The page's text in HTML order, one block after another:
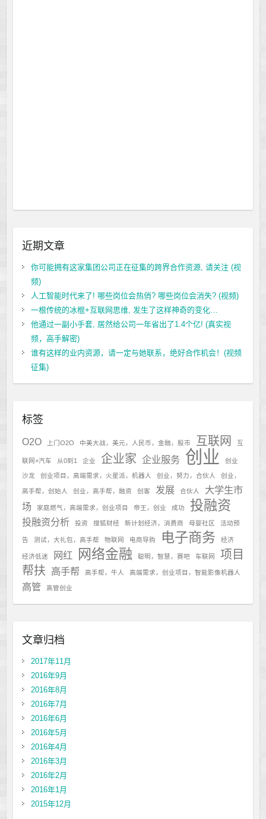
近期文章
你可能拥有这家集团公司正在征集的跨界合作资源, 请关注 (视
频)
人工智能时代来了! 哪些岗位会热俏? 哪些岗位会消失? (视频)
一根传统的冰棍+互联网思维, 发生了这样神奇的变化…
他通过一副小手套, 居然给公司一年省出了1.4个亿! (真实视
频，高手解密)
谁有这样的业内资源，请一定与她联系，绝好合作机会！(视频
征集)
标签
O2O 上门O2O 中美大战，美元，人民币，金融，股市 互联网 互
联网+汽车 从0到1 企业 企业家 企业服务 创业 创业
沙龙 创业项目，高端需求，火星派，机器人 创业，努力，合伙人 创业，
高手帮，创始人 创业，高手帮，融资 创客 发展 合伙人
大学生市
场
家庭燃气，高端需求，创业项目 帝王，创业 成功 投融资
投融资分析 投资 搜狐财经 新计划经济，消费商 母婴社区 活动预
告 测试，大礼包，高手帮 物联网 电商导购 电子商务 经济
经济低迷 网红 网络金融 聪明，智慧，赛吧 车联网
项目
帮扶
高手帮 高手帮，牛人 高端需求，创业项目，智能影像机器人
高管 高管创业
文章归档
2017年11月
2016年9月
2016年8月
2016年7月
2016年6月
2016年5月
2016年4月
2016年3月
2016年2月
2016年1月
2015年12月